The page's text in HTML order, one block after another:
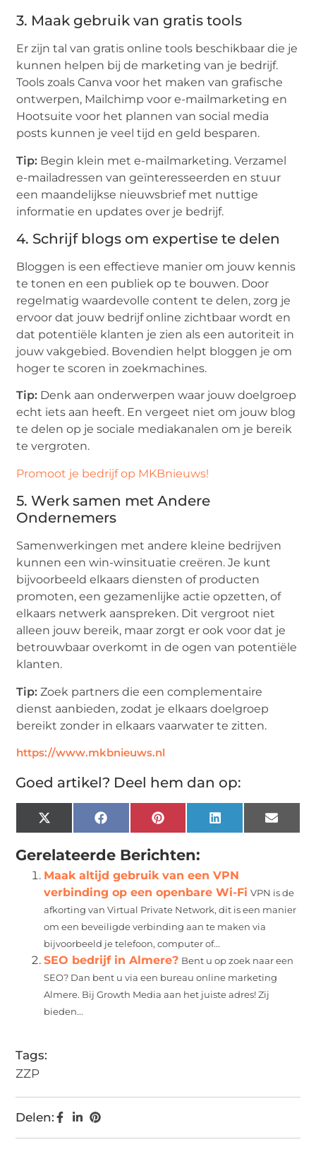
3. Maak gebruik van gratis tools
Er zijn tal van gratis online tools beschikbaar die je
kunnen helpen bij de marketing van je bedrijf.
Tools zoals Canva voor het maken van grafische
ontwerpen, Mailchimp voor e-mailmarketing en
Hootsuite voor het plannen van social media
posts kunnen je veel tijd en geld besparen.
Tip: Begin klein met e-mailmarketing. Verzamel
e-mailadressen van geïnteresseerden en stuur
een maandelijkse nieuwsbrief met nuttige
informatie en updates over je bedrijf.
4. Schrijf blogs om expertise te delen
Bloggen is een effectieve manier om jouw kennis
te tonen en een publiek op te bouwen. Door
regelmatig waardevolle content te delen, zorg je
ervoor dat jouw bedrijf online zichtbaar wordt en
dat potentiële klanten je zien als een autoriteit in
jouw vakgebied. Bovendien helpt bloggen je om
hoger te scoren in zoekmachines.
Tip: Denk aan onderwerpen waar jouw doelgroep
echt iets aan heeft. En vergeet niet om jouw blog
te delen op je sociale mediakanalen om je bereik
te vergroten.
Promoot je bedrijf op MKBnieuws!
5. Werk samen met Andere
Ondernemers
Samenwerkingen met andere kleine bedrijven
kunnen een win-winsituatie creëren. Je kunt
bijvoorbeeld elkaars diensten of producten
promoten, een gezamenlijke actie opzetten, of
elkaars netwerk aanspreken. Dit vergroot niet
alleen jouw bereik, maar zorgt er ook voor dat je
betrouwbaar overkomt in de ogen van potentiële
klanten.
Tip: Zoek partners die een complementaire
dienst aanbieden, zodat je elkaars doelgroep
bereikt zonder in elkaars vaarwater te zitten.
https://www.mkbnieuws.nl
Goed artikel? Deel hem dan op:
X
(Twitter)
FacebookPinterest LinkedIn Email
Gerelateerde Berichten:
Maak altijd gebruik van een VPN
verbinding op een openbare Wi-Fi VPN is de
afkorting van Virtual Private Network, dit is een manier
om een beveiligde verbinding aan te maken via
bijvoorbeeld je telefoon, computer of...
SEO bedrijf in Almere? Bent u op zoek naar een
SEO? Dan bent u via een bureau online marketing
Almere. Bij Growth Media aan het juiste adres! Zij
bieden...
Tags:
ZZP
Delen: